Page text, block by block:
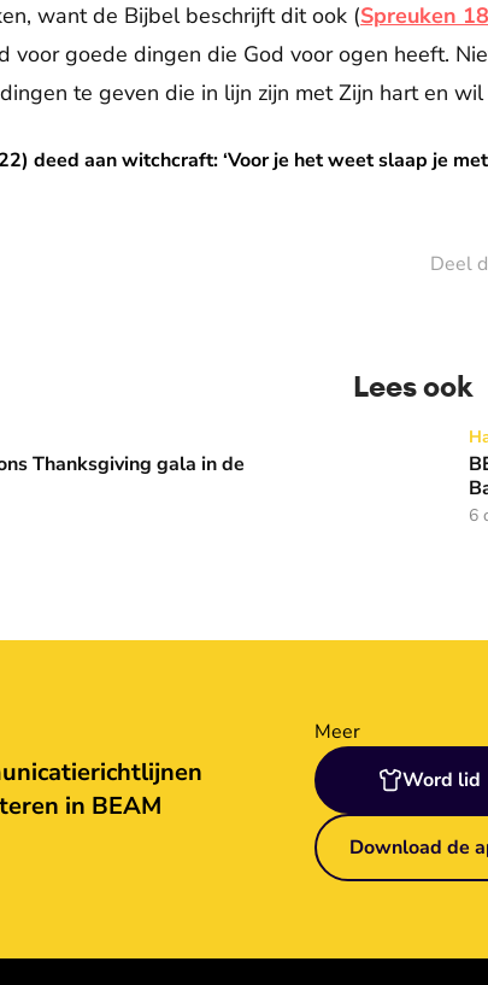
want de Bijbel beschrijft dit ook (Spreuken
voor goede dingen die God voor ogen heeft.
te geven die in lijn zijn met Zijn hart en wil
deed aan witchcraft: ‘Voor je het weet slaap je
‘Voor je het weet slaap je met een amethist
Deel
gala in de Basiliek 🪩
Thanksgiving gala in de
Lees ook
BEAM x
6
in BEAM
Meer
Word lid
Download de